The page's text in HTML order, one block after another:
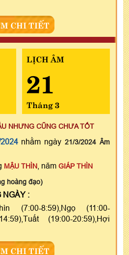
CHI TIẾT
LỊCH ÂM
21
Tháng 3
NHƯNG CŨNG CHƯA TỐT
nhằm ngày21/3/2024 Âm
MẬU THÌN , năm GIÁP THÌN
hoàng đạo)
NGÀY :
(7:00-8:59),Ngọ (11:00-
(19:00-20:59),Hợi
CHI TIẾT